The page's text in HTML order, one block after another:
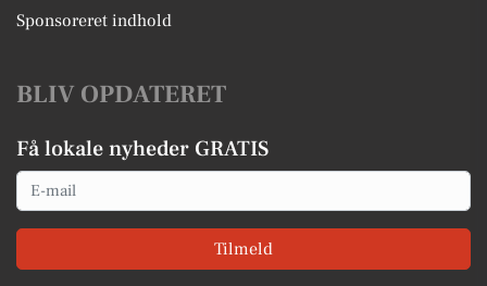
Sponsoreret indhold
BLIV OPDATERET
Få lokale nyheder GRATIS
Email
Tilmeld